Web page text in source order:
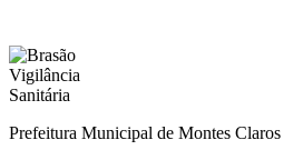
Prefeitura Municipal de Montes Claros